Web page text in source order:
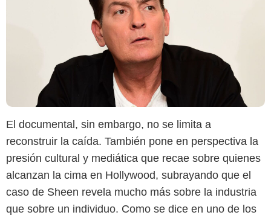
El documental, sin embargo, no se limita a
reconstruir la caída. También pone en perspectiva la
presión cultural y mediática que recae sobre quienes
alcanzan la cima en Hollywood, subrayando que el
caso de Sheen revela mucho más sobre la industria
que sobre un individuo. Como se dice en uno de los